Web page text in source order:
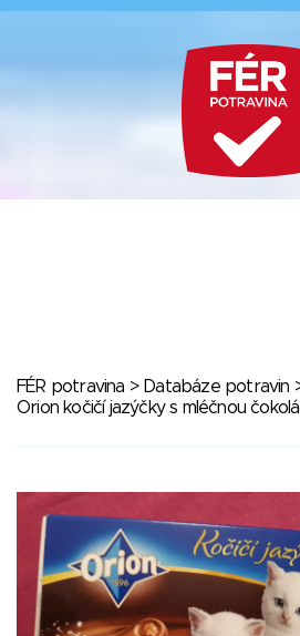
FÉR potravina > Databáze potravin
Orion kočičí jazýčky s mléčnou